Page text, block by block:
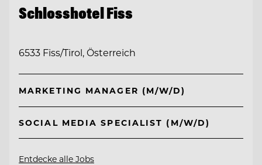
Schlosshotel Fiss
6533 Fiss/Tirol, Österreich
MARKETING MANAGER (M/W/D)
SOCIAL MEDIA SPECIALIST (M/W/D)
Entdecke alle Jobs